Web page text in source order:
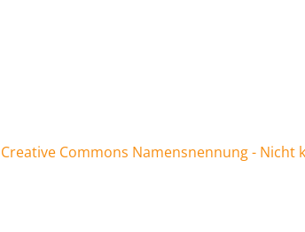
Creative Commons Namensnennung -